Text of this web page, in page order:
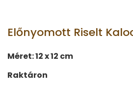
Előnyomott Riselt
Méret: 12 x 12 cm
Raktáron